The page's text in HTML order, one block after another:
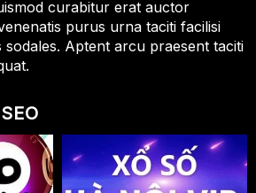
curabitur erat auctor
purus urna taciti facilisi
sodales. Aptent arcu praesent taciti